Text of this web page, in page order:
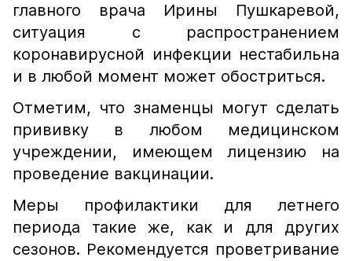
главного врача Ирины Пушкаревой,
ситуация с распространением
коронавирусной инфекции нестабильна
и в любой момент может обостриться.
Отметим, что знаменцы могут сделать
прививку в любом медицинском
учреждении, имеющем лицензию на
проведение вакцинации.
Меры профилактики для летнего
периода такие же, как и для других
сезонов. Рекомендуется проветривание